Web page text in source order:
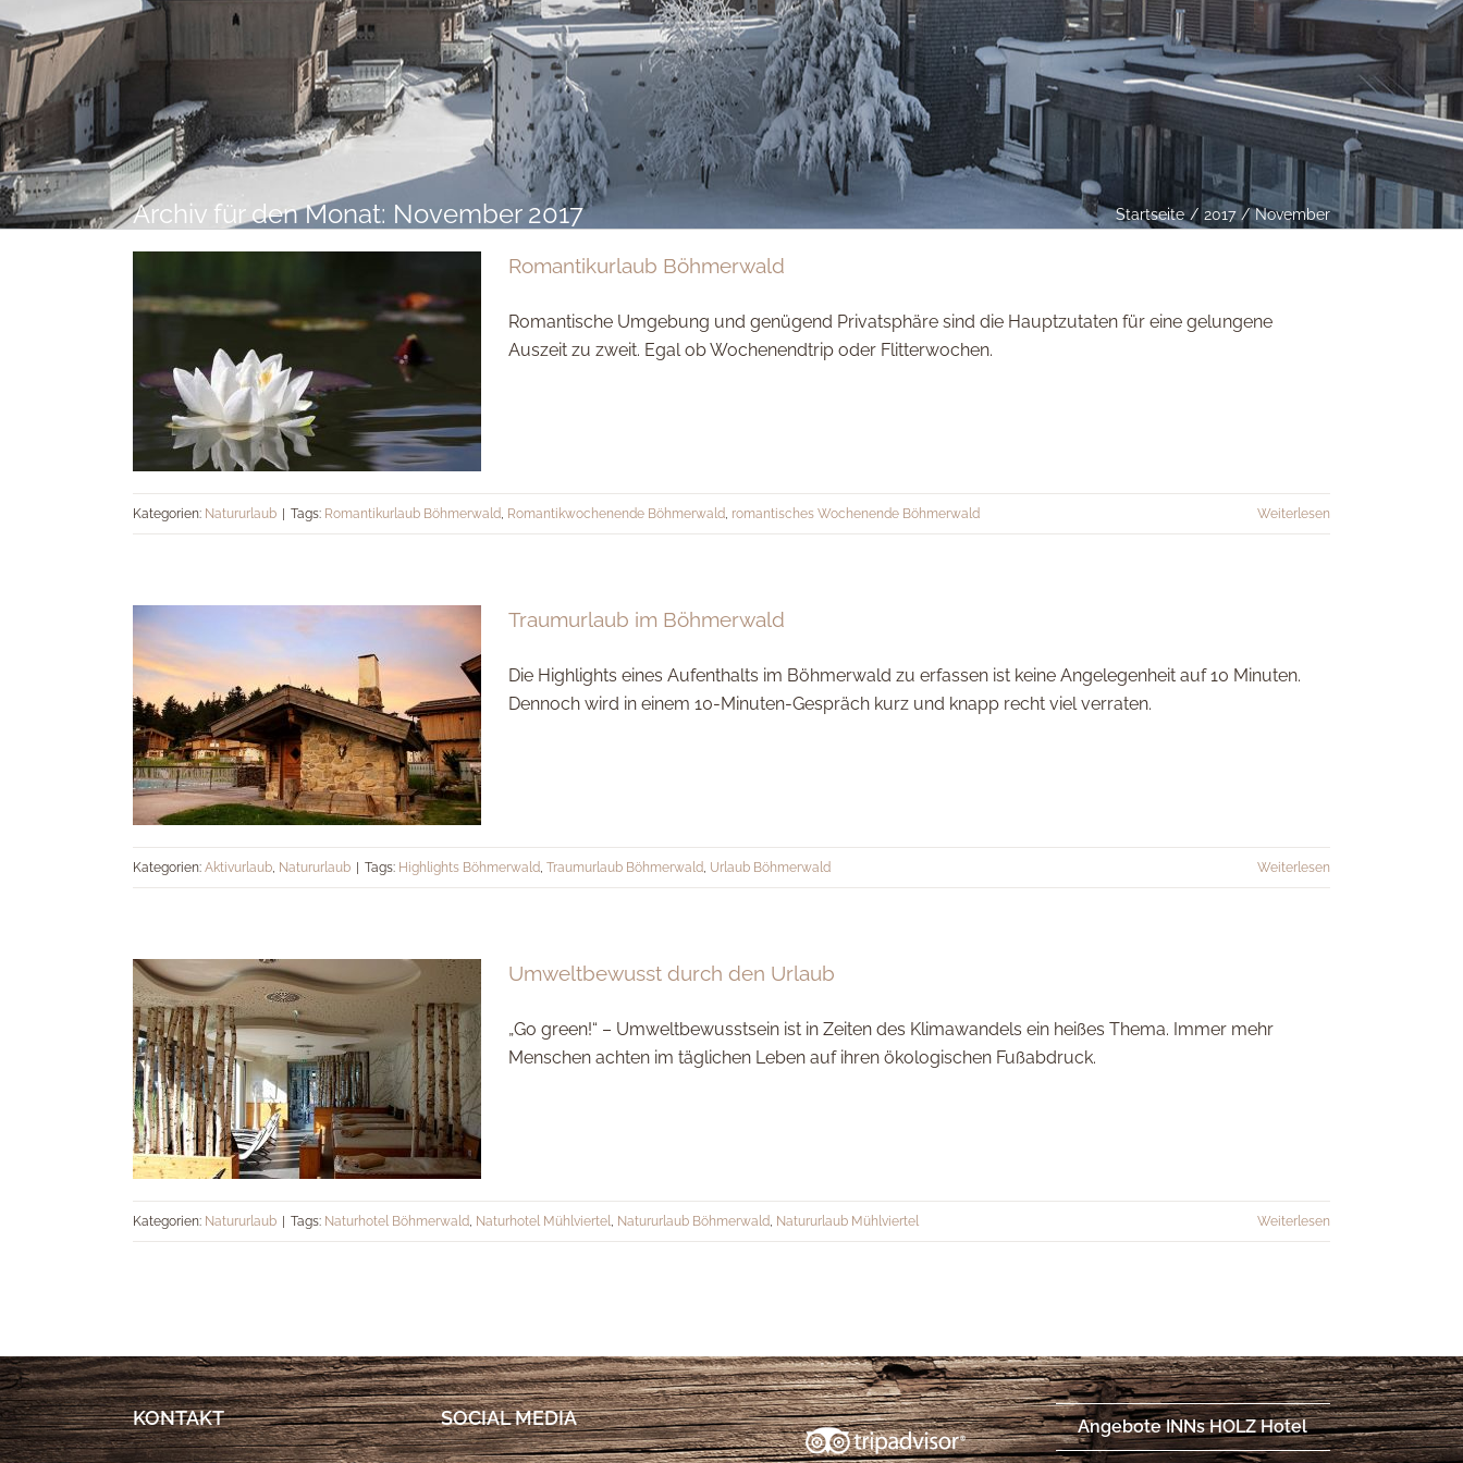
Archiv für den Monat: November 2017 Startseite 2017 November
Romantikurlaub Böhmerwald
Romantikurlaub Böhmerwald
Romantische Umgebung und genügend Privatsphäre sind die Hauptzutaten für eine gelungene
Auszeit zu zweit. Egal ob Wochenendtrip oder Flitterwochen.
Kategorien: Natururlaub Tags: Romantikurlaub Böhmerwald, Romantikwochenende Böhmerwald, romantisches Wochenende Böhmerwald Weiterlesen
Traumurlaub im Böhmerwald
Traumurlaub im Böhmerwald
Die Highlights eines Aufenthalts im Böhmerwald zu erfassen ist keine Angelegenheit auf 10 Minuten.
Dennoch wird in einem 10-Minuten-Gespräch kurz und knapp recht viel verraten.
Kategorien: Aktivurlaub, Natururlaub Tags: Highlights Böhmerwald, Traumurlaub Böhmerwald, Urlaub Böhmerwald Weiterlesen
Urlaub
Umweltbewusst durch den Urlaub
„Go green!“ – Umweltbewusstsein ist in Zeiten des Klimawandels ein heißes Thema. Immer mehr
Menschen achten im täglichen Leben auf ihren ökologischen Fußabdruck.
Kategorien: Natururlaub Tags: Naturhotel Böhmerwald, Naturhotel Mühlviertel, Natururlaub Böhmerwald, Natururlaub Mühlviertel Weiterlesen
KONTAKT SOCIAL MEDIA Angebote INNs HOLZ Hotel